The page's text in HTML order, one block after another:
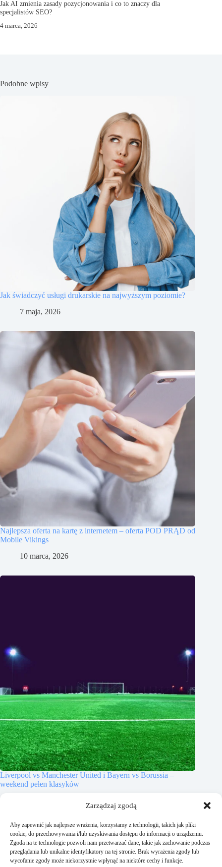
Zarządzaj zgodą
Aby zapewnić jak najlepsze wrażenia, korzystamy z technologii, takich jak pliki
cookie, do przechowywania i/lub uzyskiwania dostępu do informacji o urządzeniu.
Zgoda na te technologie pozwoli nam przetwarzać dane, takie jak zachowanie podczas
przeglądania lub unikalne identyfikatory na tej stronie. Brak wyrażenia zgody lub
wycofanie zgody może niekorzystnie wpłynąć na niektóre cechy i funkcje.
Jak AI zmienia zasady pozycjonowania i co to znaczy dla
specjalistów SEO?
4 marca, 2026
Podobne wpisy
Jak świadczyć usługi drukarskie na najwyższym poziomie?
7 maja, 2026
Najlepsza oferta na kartę z internetem – oferta POD PRĄD od
Mobile Vikings
10 marca, 2026
Liverpool vs Manchester United i Bayern vs Borussia –
weekend pełen klasyków
Dodaj komentarz